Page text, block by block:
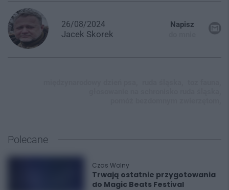
26/08/2024
Jacek Skorek
Napisz
Polecane
Czas Wolny
Trwają ostatnie przygotowania
do Magic Beats Festival